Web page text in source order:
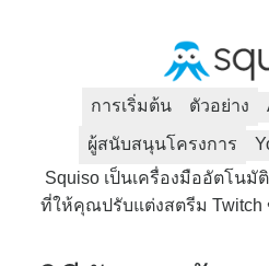
การเริ่มต้น ตัวอย่าง
ผู้สนับสนุนโครงการ
Squiso เป็นเครื่องมืออัตโน
ที่ให้คุณปรับแต่งสตรีม